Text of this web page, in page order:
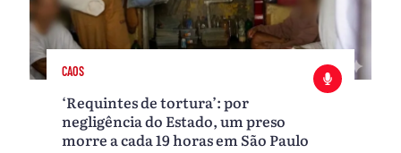
CAOS
‘Requintes de tortura’: por
negligência do Estado, um preso
morre a cada 19 horas em São Paulo